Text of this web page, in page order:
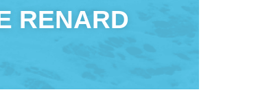
RENARD